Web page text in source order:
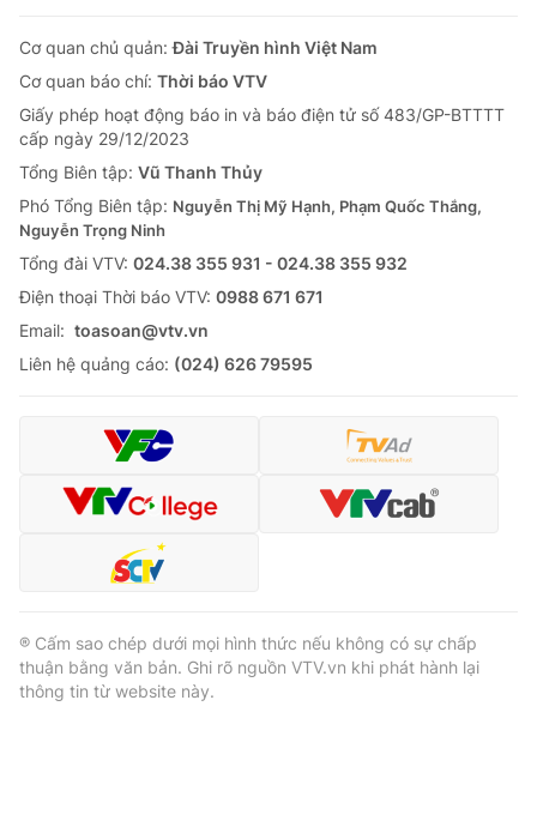
Cơ quan chủ quản:Đài Truyền hình Việt Nam
Cơ quan báo chí: Thời báo VTV
Giấy phép hoạt động báo in và báo điện tử số 483/GP-BTTTT
cấp ngày 29/12/2023
Tổng Biên tập: Vũ Thanh Thủy
Phó Tổng Biên tập: Nguyễn Thị Mỹ Hạnh, Phạm Quốc Thắng,
Nguyễn Trọng Ninh
Tổng đài VTV: 024.38 355 931 - 024.38 355 932
Ðiện thoại Thời báo VTV: 0988 671 671
Email: toasoan@vtv.vn
Liên hệ quảng cáo: (024) 626 79595
® Cấm sao chép dưới mọi hình thức nếu không có sự chấp
thuận bằng văn bản. Ghi rõ nguồn VTV.vn khi phát hành lại
thông tin từ website này.